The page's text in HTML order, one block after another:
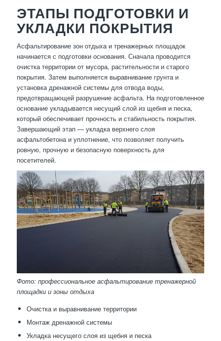
ЭТАПЫ ПОДГОТОВКИ И
УКЛАДКИ ПОКРЫТИЯ
Асфальтирование зон отдыха и тренажерных площадок
начинается с подготовки основания. Сначала проводится
очистка территории от мусора, растительности и старого
покрытия. Затем выполняется выравнивание грунта и
установка дренажной системы для отвода воды,
предотвращающей разрушение асфальта. На подготовленное
основание укладывается несущий слой из щебня и песка,
который обеспечивает прочность и стабильность покрытия.
Завершающий этап — укладка верхнего слоя
асфальтобетона и уплотнение, что позволяет получить
ровную, прочную и безопасную поверхность для
посетителей.
Фото: профессиональное асфальтирование тренажерной
площадки и зоны отдыха
Очистка и выравнивание территории
Монтаж дренажной системы
Укладка несущего слоя из щебня и песка